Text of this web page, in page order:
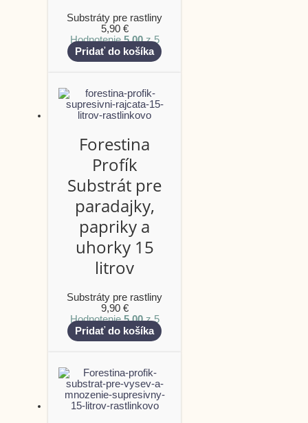
Substráty pre rastliny
5,90 €
Hodnotenie5.00z 5
Pridať do košíka
Forestina
Profík
Substrát pre
paradajky,
papriky a
uhorky 15
litrov
Substráty pre rastliny
9,90 €
Hodnotenie5.00z 5
Pridať do košíka